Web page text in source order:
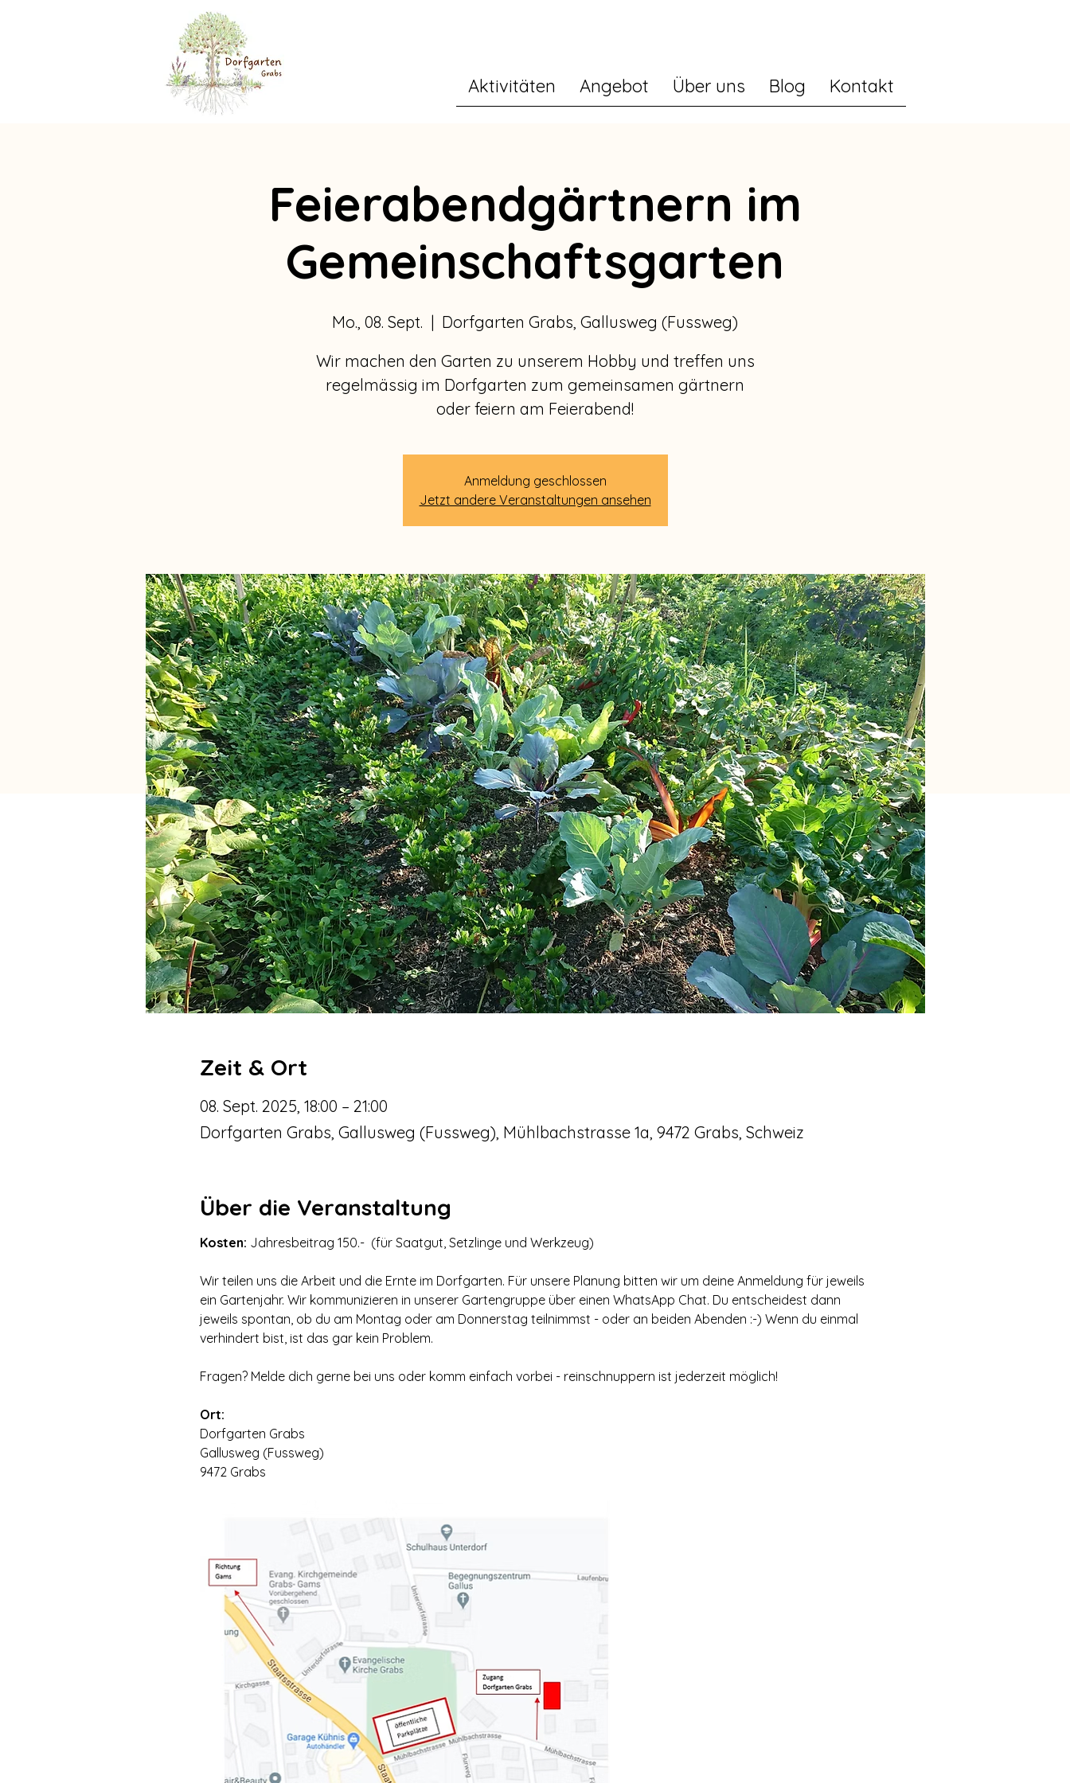
Aktivitäten Angebot Über uns Blog Kontakt
Feierabendgärtnern im
Gemeinschaftsgarten
Mo., 08. Sept.
  |
Dorfgarten Grabs, Gallusweg (Fussweg)
Wir machen den Garten zu unserem Hobby und treffen uns
regelmässig im Dorfgarten zum gemeinsamen gärtnern
oder feiern am Feierabend!
Anmeldung geschlossen
Jetzt andere Veranstaltungen ansehen
Zeit & Ort
08. Sept. 2025, 18:00 – 21:00
Dorfgarten Grabs, Gallusweg (Fussweg), Mühlbachstrasse 1a, 9472 Grabs, Schweiz
Über die Veranstaltung
Kosten: Jahresbeitrag 150.-  (für Saatgut, Setzlinge und Werkzeug)
Wir teilen uns die Arbeit und die Ernte im Dorfgarten. Für unsere Planung bitten wir um deine Anmeldung für jeweils
ein Gartenjahr. Wir kommunizieren in unserer Gartengruppe über einen WhatsApp Chat. Du entscheidest dann
jeweils spontan, ob du am Montag oder am Donnerstag teilnimmst - oder an beiden Abenden :-) Wenn du einmal
verhindert bist, ist das gar kein Problem.
Fragen? Melde dich gerne bei uns oder komm einfach vorbei - reinschnuppern ist jederzeit möglich!
Ort:
Dorfgarten Grabs
Gallusweg (Fussweg)
9472 Grabs